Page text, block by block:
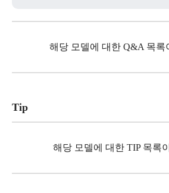
해당 모델에 대한 Q&A 목록
Tip
해당 모델에 대한 TIP 목록